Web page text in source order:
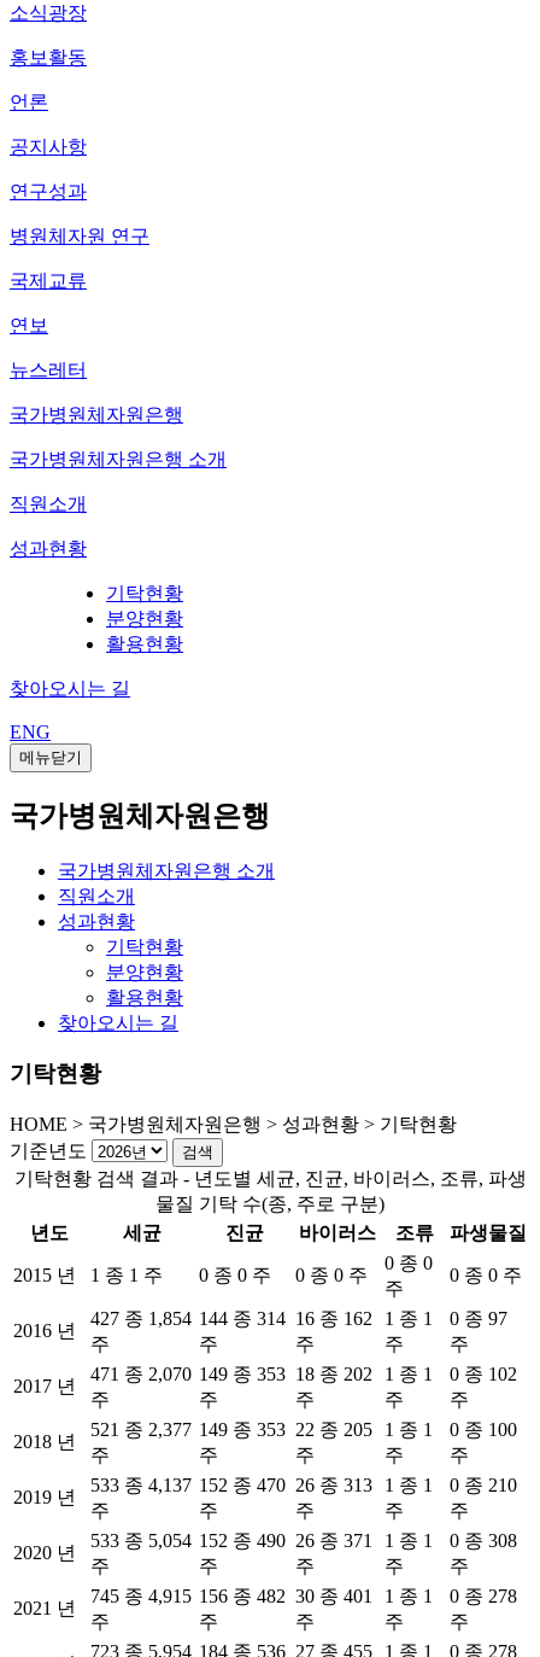
소식광장
홍보활동
언론
공지사항
연구성과
병원체자원 연구
국제교류
연보
뉴스레터
국가병원체자원은행
국가병원체자원은행 소개
직원소개
성과현황
기탁현황
분양현황
활용현황
찾아오시는 길
ENG
메뉴닫기
국가병원체자원은행
국가병원체자원은행 소개
직원소개
성과현황
기탁현황
분양현황
활용현황
찾아오시는 길
기탁현황
HOME > 국가병원체자원은행 > 성과현황 > 기탁현황
기준년도
기탁현황 검색 결과 - 년도별 세균, 진균, 바이러스, 조류, 파생
물질 기탁 수(종, 주로 구분)
년도
세균 진균 바이러스 조류 파생물질
2015 년 1 종 1 주 0 종 0 주 0 종 0 주
0 종 0
주
0 종 0 주
2016 년
427 종 1,854
주
144 종 314
주
16 종 162
주
1 종 1
주
0 종 97
주
2017 년
471 종 2,070
주
149 종 353
주
18 종 202
주
1 종 1
주
0 종 102
주
2018 년
521 종 2,377
주
149 종 353
주
22 종 205
주
1 종 1
주
0 종 100
주
2019 년
533 종 4,137
주
152 종 470
주
26 종 313
주
1 종 1
주
0 종 210
주
2020 년
533 종 5,054
주
152 종 490
주
26 종 371
주
1 종 1
주
0 종 308
주
2021 년
745 종 4,915
주
156 종 482
주
30 종 401
주
1 종 1
주
0 종 278
주
723 종 5,954 184 종 536 27 종 455 1 종 1 0 종 278